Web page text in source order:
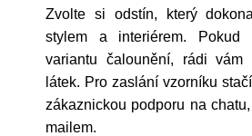
Zvolte si odstín, který
stylem a interiérem. Pokud
variantu čalounění, rádi vám
látek. Pro zaslání vzorníku
zákaznickou podporu na
mailem.